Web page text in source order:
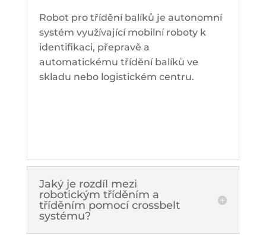
Robot pro třídění balíků je autonomní
systém využívající mobilní roboty k
identifikaci, přepravě a
automatickému třídění balíků ve
skladu nebo logistickém centru.
Jaký je rozdíl mezi
robotickým tříděním a
tříděním pomocí crossbelt
systému?